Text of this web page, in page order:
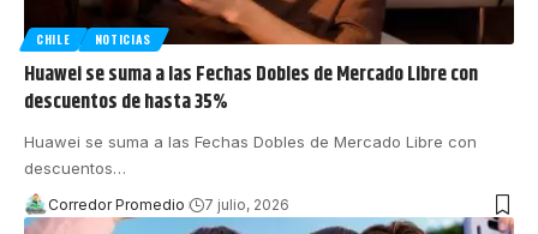
CHILE NOTICIAS
Huawei se suma a las Fechas Dobles de Mercado Libre con
descuentos de hasta 35%
Huawei se suma a las Fechas Dobles de Mercado Libre con
descuentos…
Corredor Promedio 7 julio, 2026